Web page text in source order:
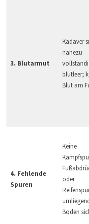
3. Blutarmut
Kadaver
nahezu
blutleer;
Blut am
4. Fehlende
Spuren
Keine
oder
Boden